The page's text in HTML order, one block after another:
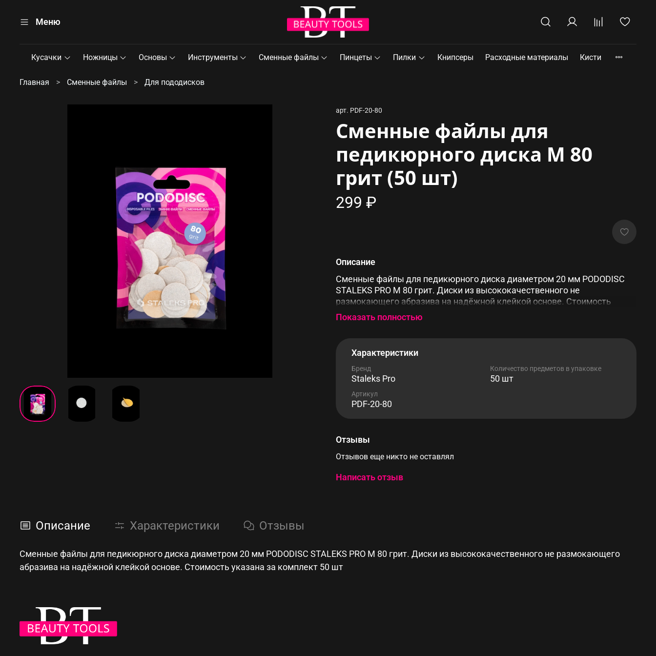
Меню
Кусачки Ножницы Основы Инструменты Сменные файлы Пинцеты Пилки Книпсеры Расходные материалы Кисти
Главная Сменные файлы Для пододисков
арт. PDF-20-80
Сменные файлы для
педикюрного диска M 80
грит (50 шт)
299 ₽
Описание
Сменные файлы для педикюрного диска диаметром 20 мм PODODISC
STALEKS PRO M 80 грит. Диски из высококачественного не
размокающего абразива на надёжной клейкой основе. Стоимость
указана за комплект 50 шт
Показать полностью
Характеристики
Бренд
Staleks Pro
Количество предметов в упаковке
50 шт
Артикул
PDF-20-80
Отзывы
Отзывов еще никто не оставлял
Написать отзыв
Описание Характеристики Отзывы
Сменные файлы для педикюрного диска диаметром 20 мм PODODISC STALEKS PRO M 80 грит. Диски из высококачественного не размокающего
абразива на надёжной клейкой основе. Стоимость указана за комплект 50 шт